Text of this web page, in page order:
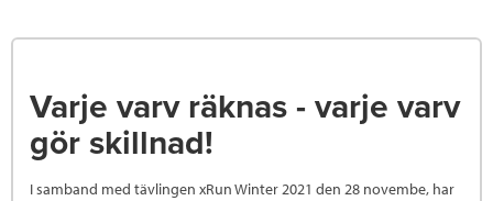
Varje varv räknas - varje varv
gör skillnad!
I samband med tävlingen xRun Winter 2021 den 28 novembe, har